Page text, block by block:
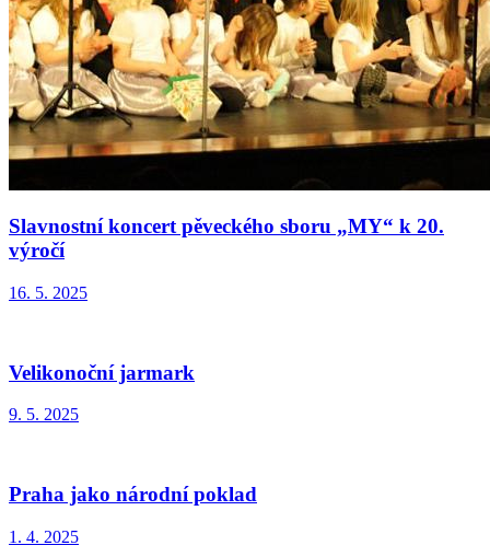
Slavnostní koncert pěveckého sboru „MY“ k 20.
výročí
16. 5. 2025
Velikonoční jarmark
9. 5. 2025
Praha jako národní poklad
1. 4. 2025